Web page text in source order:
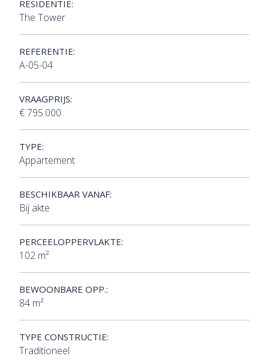
RESIDENTIE:
The Tower
REFERENTIE:
A-05-04
VRAAGPRIJS:
€ 795.000
TYPE:
Appartement
BESCHIKBAAR VANAF:
Bij akte
PERCEELOPPERVLAKTE:
102 m²
BEWOONBARE OPP.:
84 m²
TYPE CONSTRUCTIE:
Traditioneel